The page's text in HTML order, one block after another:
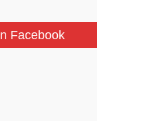
Facebook